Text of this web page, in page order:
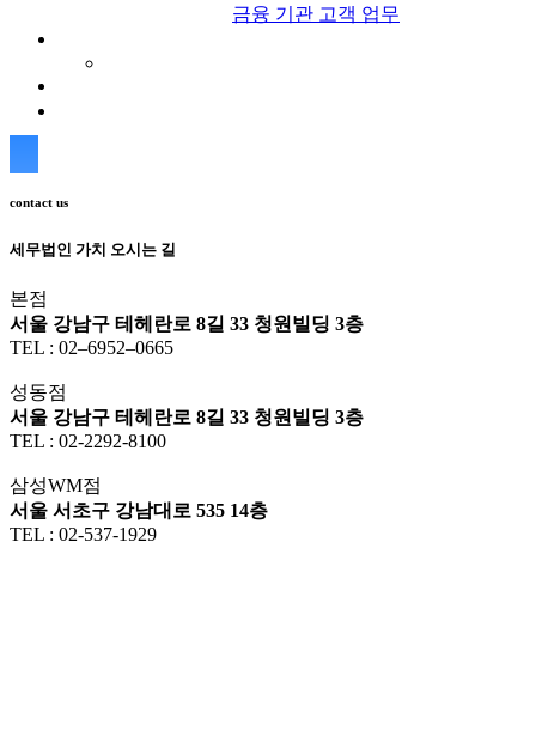
금융 기관 고객 업무
contact us
세무법인 가치 오시는 길
본점
서울 강남구 테헤란로 8길 33 청원빌딩 3층
TEL : 02–6952–0665
성동점
서울 강남구 테헤란로 8길 33 청원빌딩 3층
TEL : 02-2292-8100
삼성WM점
서울 서초구 강남대로 535 14층
TEL : 02-537-1929